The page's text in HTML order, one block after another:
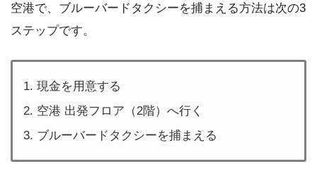
空港で、ブルーバードタクシーを捕まえる方法は次の3
ステップです。
現金を用意する
空港 出発フロア（2階）へ行く
ブルーバードタクシーを捕まえる